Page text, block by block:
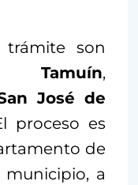
trámite son
Tamuín,
José de
proceso es
de
a